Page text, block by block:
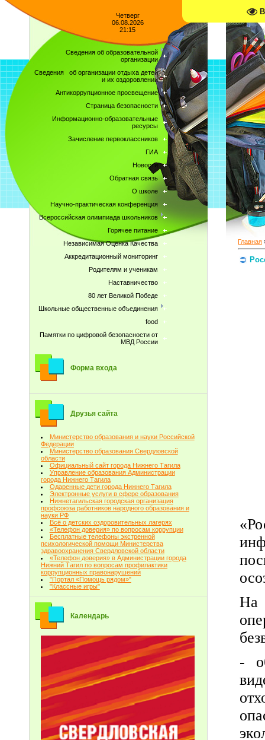
Четверг
06.08.2026
21:15
Сведения об образовательной
организации
Сведения об организации отдыха детей
и их оздоровлении
Антикоррупционное просвещение
Страница безопасности
Информационно-образовательные
ресурсы
Зачисление первоклассников
ГИА
Новости
Обратная связь
О школе
Научно-практическая конференция
Всероссийская олимпиада школьников
Горячее питание
Независимая Оценка Качества
Аккредитационный мониторинг
Родителям и ученикам
Наставничество
80 лет Великой Победе
Школьные общественные объединения
food
Памятки по цифровой безопасности от
МВД России
Форма входа
Друзья сайта
Министерство образования и науки Российской
Федерации
Министерство образования Свердловской
области
Официальный сайт города Нижнего Тагила
Управление образования Администрации
города Нижнего Тагила
Одаренные дети города Нижнего Тагила
Электронные услуги в сфере образования
Нижнетагильская городская организация
профсоюза работников народного образования и
науки РФ
Всё о детских оздоровительных лагерях
«Телефон доверия» по вопросам коррупции
Бесплатные телефоны экстренной
психологической помощи Министерства
здравоохранения Свердловской области
«Телефон доверия» в Администрации города
Нижний Тагил по вопросам профилактики
коррупционных правонарушений
"Портал «Помощь рядом»"
"Классные игры"
Календарь
Главная
На
-